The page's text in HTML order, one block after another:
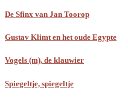
De Sfinx van Jan Toorop
Gustav Klimt en het oude Egypte
Vogels (m), de klauwier
Spiegeltje, spiegeltje